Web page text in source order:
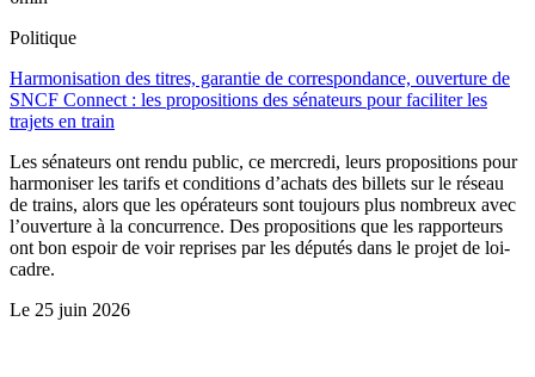
Politique
Harmonisation des titres, garantie de correspondance, ouverture de
SNCF Connect : les propositions des sénateurs pour faciliter les
trajets en train
Les sénateurs ont rendu public, ce mercredi, leurs propositions pour
harmoniser les tarifs et conditions d’achats des billets sur le réseau
de trains, alors que les opérateurs sont toujours plus nombreux avec
l’ouverture à la concurrence. Des propositions que les rapporteurs
ont bon espoir de voir reprises par les députés dans le projet de loi-
cadre.
Le 25 juin 2026